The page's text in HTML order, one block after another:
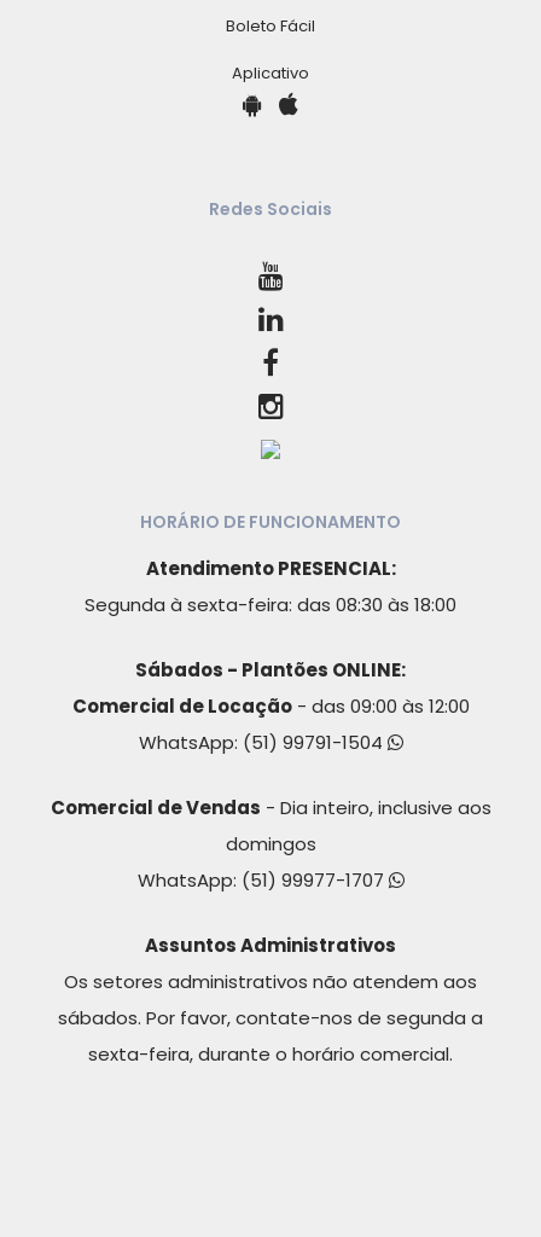
Boleto Fácil
Aplicativo
Redes Sociais
HORÁRIO DE FUNCIONAMENTO
Atendimento PRESENCIAL:
Segunda à sexta-feira: das 08:30 às 18:00
Sábados - Plantões ONLINE:
Comercial de Locação- das 09:00 às 12:00
WhatsApp: (51) 99791-1504
Comercial de Vendas - Dia inteiro, inclusive aos
domingos
WhatsApp: (51) 99977-1707
Assuntos Administrativos
Os setores administrativos não atendem aos
sábados. Por favor, contate-nos de segunda a
sexta-feira, durante o horário comercial.